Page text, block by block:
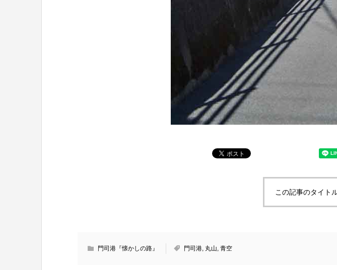
この記事のタイト
門司港『懐かしの路』 門司港, 丸山, 青空